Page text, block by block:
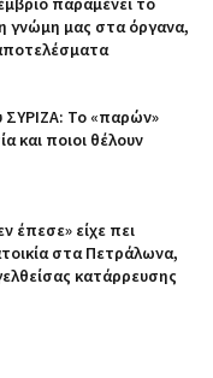
γνώμη μας στα όργανα,
Το «παρών»
και ποιοι θέλουν
έπεσε» είχε πει
στα Πετράλωνα,
κατάρρευσης